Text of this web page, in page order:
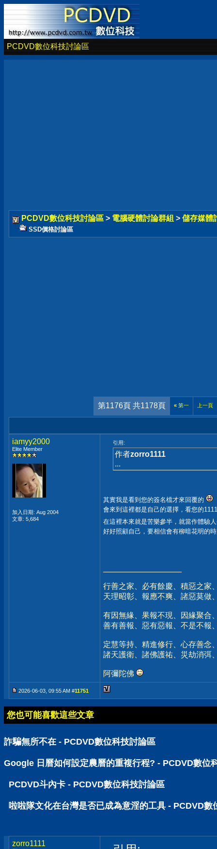
PCDVD數位科技討論區
PCDVD數位科技討論區 > 電腦硬體討論群組 > 儲存媒體
SSD價格討論區
第1176頁 共1178頁 « 第一 上一頁
iamyy2000
Elite Member
加入日期: Aug 2004
文章: 5,684
引用:
作者zorro1111
...
其實我是看到您的簽名檔才來回覆的
會來到這裡都是自己的選擇，看您的
在這裡本來就是苦樂參半，就當作體驗
好好照顧自己，要相信會有柳暗花明的
行善之家、必有餘慶、積惡之家
天理昭彰、報應不爽、諸惡莫做
有因無緣、果報不現、因緣聚合
善有善報、惡有惡報、不是不報
定慧等持、精進修行、心存善念
諸天護衛、諸佛護祐、災劫消弭
阿彌陀佛
2026-06-03, 09:55 AM #11751
您也可能喜歡這些文章
詐騙無所不在 - PCDVD數位科技討論區
Google 日曆如何設定農曆的重複行程? - PCDVD數位
PCDVD斗內卡 - PCDVD數位科技討論區
啦啦隊文化在台灣是否已成為意淫的工具 - PCDVD數
zorro1111